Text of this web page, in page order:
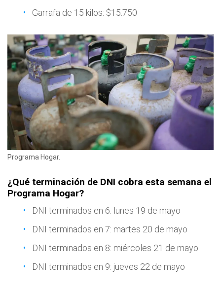
Garrafa de 15 kilos: $15.750
Programa Hogar.
¿Qué terminación de DNI cobra esta semana el
Programa Hogar?
DNI terminados en 6: lunes 19 de mayo
DNI terminados en 7: martes 20 de mayo
DNI terminados en 8: miércoles 21 de mayo
DNI terminados en 9: jueves 22 de mayo